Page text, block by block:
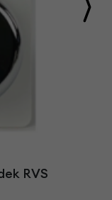
RVS